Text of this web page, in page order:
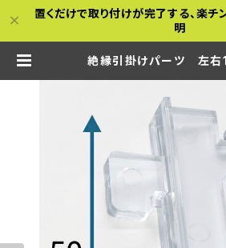
置くだけで取り付けが完了する、楽
明
絶縁引掛けパーツ 左右